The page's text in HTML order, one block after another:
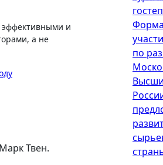
эффективными и
а не
Твен.
по